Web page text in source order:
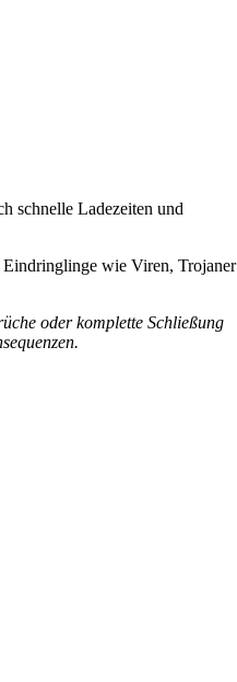
schnelle Ladezeiten und
wie Viren, Trojaner
oder komplette Schließung